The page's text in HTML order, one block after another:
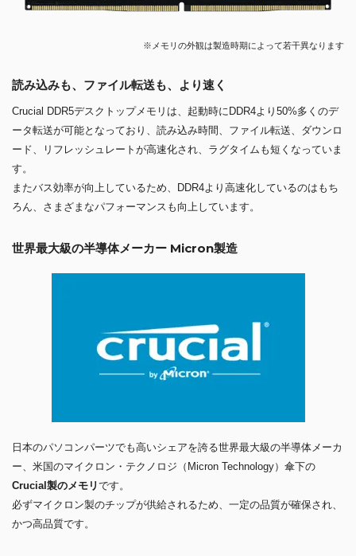
※メモリの外観は製造時期によって若干異なります
読み込みも、ファイル転送も、より速く
Crucial DDR5デスクトップメモリは、起動時にDDR4より50%多くのデ
ータ転送が可能となっており、読み込み時間、ファイル転送、ダウンロ
ード、リフレッシュレートが高速化され、ラグタイムも短くなっていま
す。
またバス効率が向上しているため、DDR4より高速化しているのはもち
ろん、さまざまなパフォーマンスも向上しています。
世界最大級の半導体メーカー Micron製造
日本のパソコンパーツでも高いシェアを誇る世界最大級の半導体メーカ
ー、米国のマイクロン・テクノロジ（Micron Technology）傘下の
Crucial製のメモリです。
必ずマイクロン製のチップが供給されるため、一定の品質が確保され、
かつ高品質です。